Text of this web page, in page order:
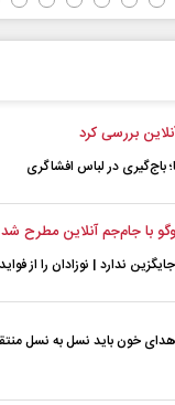
بررسی کرد
باج‌گیری در لباس افشاگری
با جام‌جم آنلاین مطرح شد
ندارد | نوزادان را از
خون باید نسل به نسل